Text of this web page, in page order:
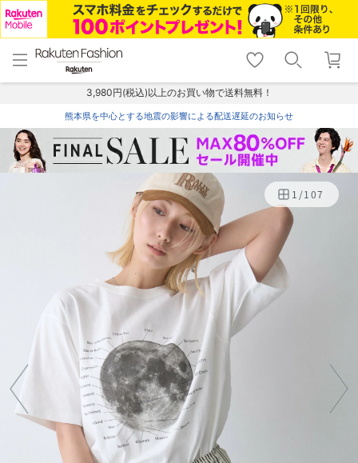
menu home
トップ
shopping_cart lock_outline
ログイン
3,980円(税込)以上のお買い物で送料無料！
熊本県を中心とする地震の影響による配送遅延のお知らせ
1 /107